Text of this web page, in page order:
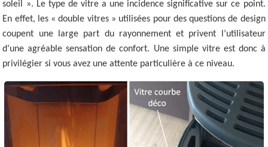
soleil ». Le type de vitre a une incidence significative sur ce point.
En effet, les « double vitres » utilisées pour des questions de design
coupent une large part du rayonnement et privent l’utilisateur
d’une agréable sensation de confort. Une simple vitre est donc à
privilégier si vous avez une attente particulière à ce niveau.